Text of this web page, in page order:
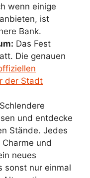
wenn einige
ist
Bank.
Das Fest
Die genauen
der Stadt
Schlendere
und entdecke
Stände. Jedes
und
neues
sonst nur einmal